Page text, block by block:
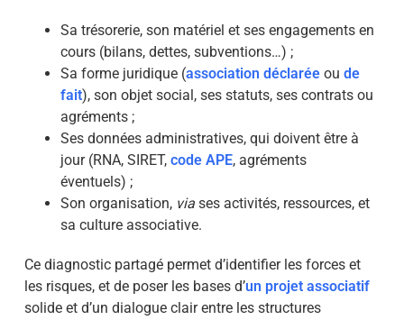
Sa trésorerie, son matériel et ses engagements en
cours (bilans, dettes, subventions…) ;
Sa forme juridique (association déclaréeou de
fait), son objet social, ses statuts, ses contrats ou
agréments ;
Ses données administratives, qui doivent être à
jour (RNA, SIRET, code APE, agréments
éventuels) ;
Son organisation, viases activités, ressources, et
sa culture associative.
Ce diagnostic partagé permet d’identifier les forces et
les risques, et de poser les bases d’un projet associatif
solide et d’un dialogue clair entre les structures